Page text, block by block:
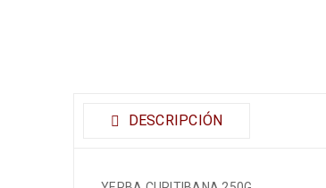
DESCRIPCIÓN